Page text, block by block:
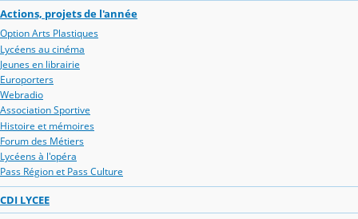
Actions, projets de l'année
Option Arts Plastiques
Lycéens au cinéma
Jeunes en librairie
Europorters
Webradio
Association Sportive
Histoire et mémoires
Forum des Métiers
Lycéens à l'opéra
Pass Région et Pass Culture
CDI LYCEE